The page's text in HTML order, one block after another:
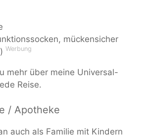
mückensicher
) Werbung
mehr über meine Universal-
Reise.
/ Apotheke
auch als Familie mit Kindern